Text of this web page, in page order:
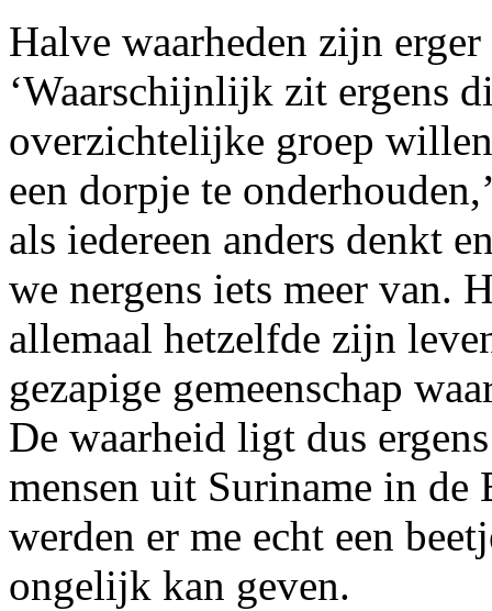
Halve waarheden zijn
‘Waarschijnlijk zit ergens
overzichtelijke groep
een dorpje te
als iedereen anders denkt
we nergens iets meer van.
allemaal hetzelfde zijn
gezapige gemeenschap
De waarheid ligt dus
mensen uit Suriname in
werden er me echt een
ongelijk kan geven.